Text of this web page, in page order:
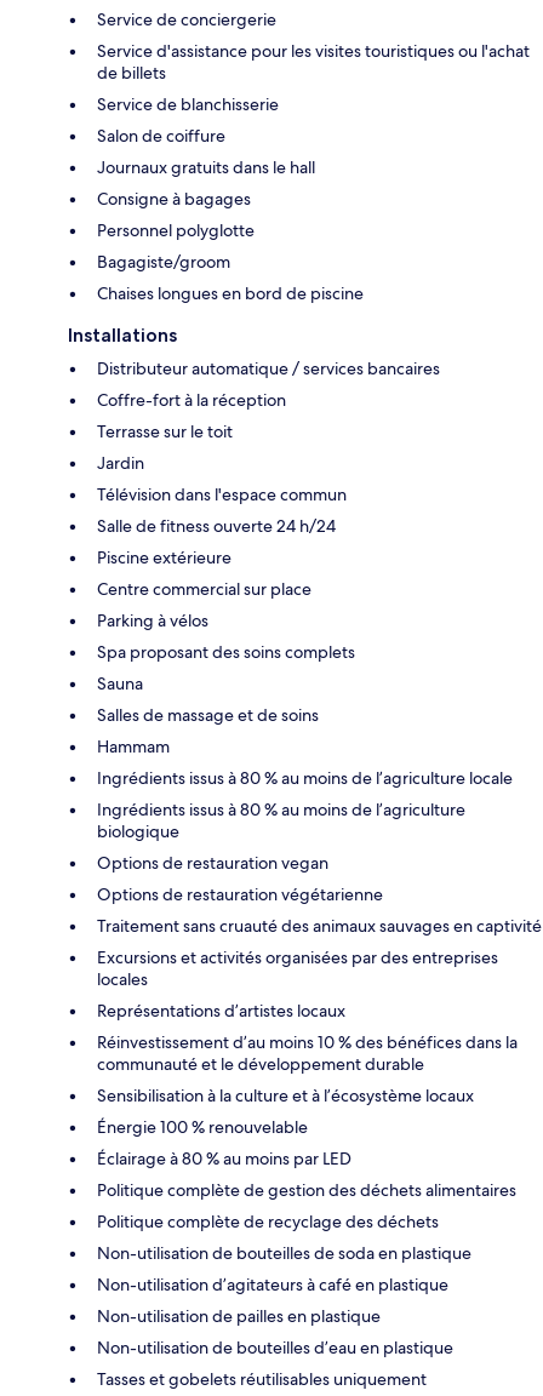
Service de conciergerie
Service d'assistance pour les visites touristiques ou l'achat
de billets
Service de blanchisserie
Salon de coiffure
Journaux gratuits dans le hall
Consigne à bagages
Personnel polyglotte
Bagagiste/groom
Chaises longues en bord de piscine
Installations
Distributeur automatique / services bancaires
Coffre-fort à la réception
Terrasse sur le toit
Jardin
Télévision dans l'espace commun
Salle de fitness ouverte 24 h/24
Piscine extérieure
Centre commercial sur place
Parking à vélos
Spa proposant des soins complets
Sauna
Salles de massage et de soins
Hammam
Ingrédients issus à 80 % au moins de l’agriculture locale
Ingrédients issus à 80 % au moins de l’agriculture
biologique
Options de restauration vegan
Options de restauration végétarienne
Traitement sans cruauté des animaux sauvages en captivité
Excursions et activités organisées par des entreprises
locales
Représentations d’artistes locaux
Réinvestissement d’au moins 10 % des bénéfices dans la
communauté et le développement durable
Sensibilisation à la culture et à l’écosystème locaux
Énergie 100 % renouvelable
Éclairage à 80 % au moins par LED
Politique complète de gestion des déchets alimentaires
Politique complète de recyclage des déchets
Non-utilisation de bouteilles de soda en plastique
Non-utilisation d’agitateurs à café en plastique
Non-utilisation de pailles en plastique
Non-utilisation de bouteilles d’eau en plastique
Tasses et gobelets réutilisables uniquement